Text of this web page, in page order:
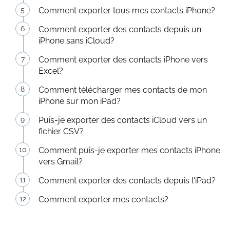
Comment exporter tous mes contacts iPhone?
Comment exporter des contacts depuis un
iPhone sans iCloud?
Comment exporter des contacts iPhone vers
Excel?
Comment télécharger mes contacts de mon
iPhone sur mon iPad?
Puis-je exporter des contacts iCloud vers un
fichier CSV?
Comment puis-je exporter mes contacts iPhone
vers Gmail?
Comment exporter des contacts depuis l'iPad?
Comment exporter mes contacts?